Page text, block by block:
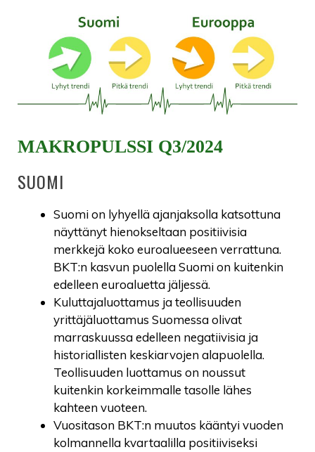
MAKROPULSSI Q3/2024
SUOMI
Suomi on lyhyellä ajanjaksolla katsottuna
näyttänyt hienokseltaan positiivisia
merkkejä koko euroalueeseen verrattuna.
BKT:n kasvun puolella Suomi on kuitenkin
edelleen euroaluetta jäljessä.
Kuluttajaluottamus ja teollisuuden
yrittäjäluottamus Suomessa olivat
marraskuussa edelleen negatiivisia ja
historiallisten keskiarvojen alapuolella.
Teollisuuden luottamus on noussut
kuitenkin korkeimmalle tasolle lähes
kahteen vuoteen.
Vuositason BKT:n muutos kääntyi vuoden
kolmannella kvartaalilla positiiviseksi